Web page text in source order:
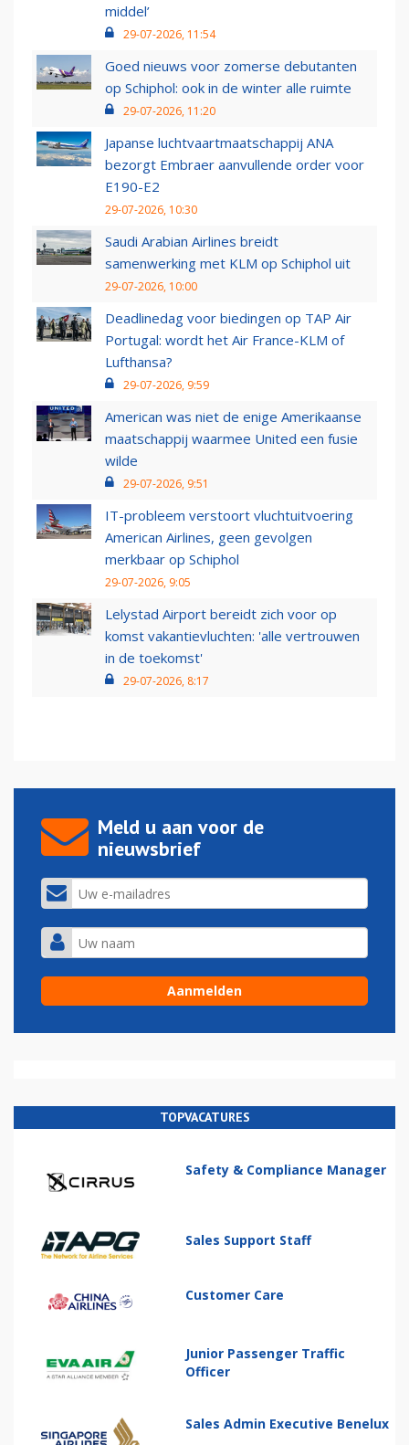
middel’
29-07-2026, 11:54
Goed nieuws voor zomerse debutanten
op Schiphol: ook in de winter alle ruimte
29-07-2026, 11:20
Japanse luchtvaartmaatschappij ANA
bezorgt Embraer aanvullende order voor
E190-E2
29-07-2026, 10:30
Saudi Arabian Airlines breidt
samenwerking met KLM op Schiphol uit
29-07-2026, 10:00
Deadlinedag voor biedingen op TAP Air
Portugal: wordt het Air France-KLM of
Lufthansa?
29-07-2026, 9:59
American was niet de enige Amerikaanse
maatschappij waarmee United een fusie
wilde
29-07-2026, 9:51
IT-probleem verstoort vluchtuitvoering
American Airlines, geen gevolgen
merkbaar op Schiphol
29-07-2026, 9:05
Lelystad Airport bereidt zich voor op
komst vakantievluchten: 'alle vertrouwen
in de toekomst'
29-07-2026, 8:17
Meld u aan voor de
nieuwsbrief
TOPVACATURES
Safety & Compliance Manager
Sales Support Staff
Customer Care
Junior Passenger Traffic
Officer
Sales Admin Executive Benelux